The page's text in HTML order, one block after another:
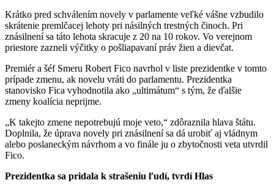
Krátko pred schválením novely v parlamente veľké vášne vzbudilo
skrátenie premlčacej lehoty pri násilných trestných činoch. Pri
znásilnení sa táto lehota skracuje z 20 na 10 rokov. Vo verejnom
priestore zazneli výčitky o pošliapavaní práv žien a dievčat.
Premiér a šéf Smeru Robert Fico navrhol v liste prezidentke v tomto
prípade zmenu, ak novelu vráti do parlamentu. Prezidentka
stanovisko Fica vyhodnotila ako „ultimátum“ s tým, že ďalšie
zmeny koalícia neprijme.
„K takejto zmene nepotrebujú moje veto,“ zdôraznila hlava štátu.
Doplnila, že úprava novely pri znásilnení sa dá urobiť aj vládnym
alebo poslaneckým návrhom a vo finále ju o zbytočnosti veta utvrdil
Fico.
Prezidentka sa pridala k strašeniu ľudí, tvrdí Hlas